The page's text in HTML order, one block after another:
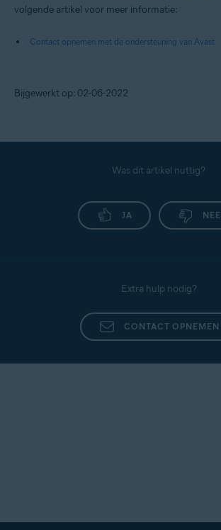
volgende artikel voor meer informatie:
Contact opnemen met de ondersteuning van Avast
Bijgewerkt op: 02-06-2022
Was dit artikel nuttig?
JA NEE
Extra hulp nodig?
CONTACT OPNEMEN